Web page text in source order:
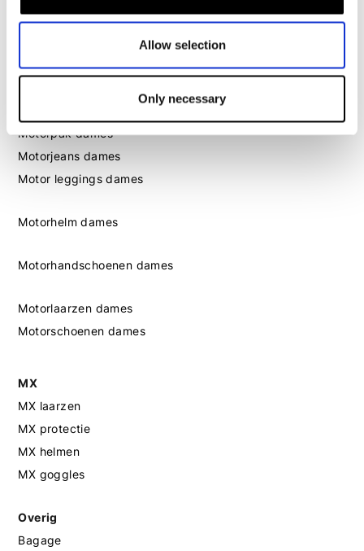
Allow selection
Only necessary
Motorkleding dames
Motorpak dames
Motorjeans dames
Motor leggings dames
Motorhelm dames
Motorhandschoenen dames
Motorlaarzen dames
Motorschoenen dames
MX
MX laarzen
MX protectie
MX helmen
MX goggles
Overig
Bagage